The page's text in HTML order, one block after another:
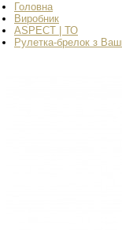
Головна
Виробник
ASPECT | ТО
Рулетка-брелок з